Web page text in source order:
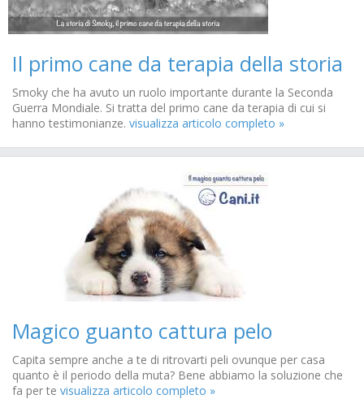
Il primo cane da terapia della storia
Smoky che ha avuto un ruolo importante durante la Seconda
Guerra Mondiale. Si tratta del primo cane da terapia di cui si
hanno testimonianze. visualizza articolo completo »
Magico guanto cattura pelo
Capita sempre anche a te di ritrovarti peli ovunque per casa
quanto è il periodo della muta? Bene abbiamo la soluzione che
fa per te visualizza articolo completo »